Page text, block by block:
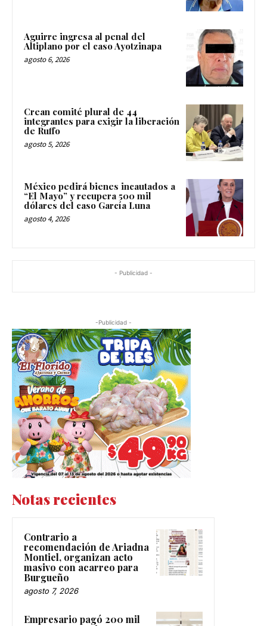
Aguirre ingresa al penal del
Altiplano por el caso Ayotzinapa
agosto 6, 2026
Crean comité plural de 44
integrantes para exigir la liberación
de Ruffo
agosto 5, 2026
México pedirá bienes incautados a
“El Mayo” y recupera 500 mil
dólares del caso García Luna
agosto 4, 2026
- Publicidad -
-Publicidad -
Notas recientes
Contrario a
recomendación de Ariadna
Montiel, organizan acto
masivo con acarreo para
Burgueño
agosto 7, 2026
Empresario pagó 200 mil